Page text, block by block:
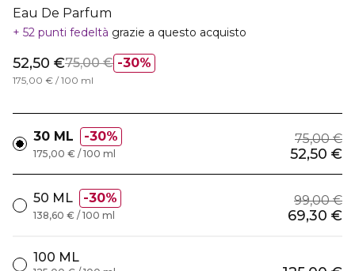
Eau De Parfum
52 punti fedeltà grazie a questo acquisto
30%
52,50 €75,00 €
175,00 € / 100 ml
30 ML 30% 75,00 €
52,50 €
175,00 € / 100 ml
50 ML 30% 99,00 €
69,30 €
138,60 € / 100 ml
100 ML